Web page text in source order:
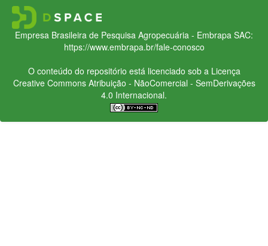
Empresa Brasileira de Pesquisa Agropecuária - Embrapa SAC:
https://www.embrapa.br/fale-conosco
O conteúdo do repositório está licenciado sob a Licença
Creative CommonsAtribuição - NãoComercial - SemDerivações
4.0 Internacional.